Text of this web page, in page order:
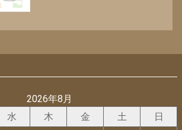
2026年8月
水 木 金 土
日